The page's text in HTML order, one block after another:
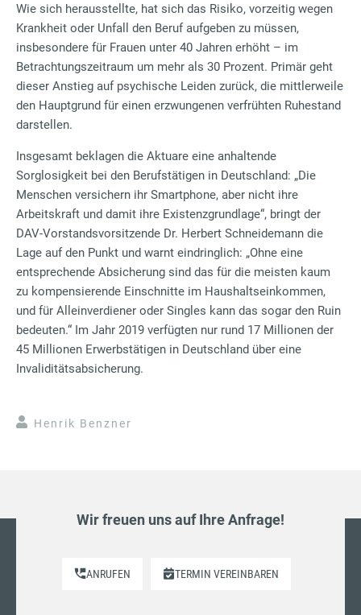
Wie sich herausstellte, hat sich das Risiko, vorzeitig wegen
Krankheit oder Unfall den Beruf aufgeben zu müssen,
insbesondere für Frauen unter 40 Jahren erhöht – im
Betrachtungszeitraum um mehr als 30 Prozent. Primär geht
dieser Anstieg auf psychische Leiden zurück, die mittlerweile
den Hauptgrund für einen erzwungenen verfrühten Ruhestand
darstellen.
Insgesamt beklagen die Aktuare eine anhaltende
Sorglosigkeit bei den Berufstätigen in Deutschland: „Die
Menschen versichern ihr Smartphone, aber nicht ihre
Arbeitskraft und damit ihre Existenzgrundlage“, bringt der
DAV-Vorstandsvorsitzende Dr. Herbert Schneidemann die
Lage auf den Punkt und warnt eindringlich: „Ohne eine
entsprechende Absicherung sind das für die meisten kaum
zu kompensierende Einschnitte im Haushaltseinkommen,
und für Alleinverdiener oder Singles kann das sogar den Ruin
bedeuten.“ Im Jahr 2019 verfügten nur rund 17 Millionen der
45 Millionen Erwerbstätigen in Deutschland über eine
Invaliditätsabsicherung.
Henrik Benzner
Wir freuen uns auf Ihre Anfrage!
ANRUFEN TERMIN VEREINBAREN